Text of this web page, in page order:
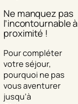
Ne manquez pas
l’incontournable à
proximité !
Pour compléter
votre séjour,
pourquoi ne pas
vous aventurer
jusqu’à